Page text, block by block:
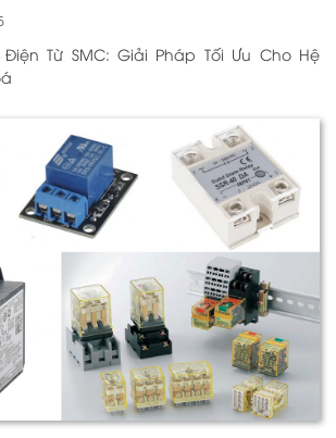
Từ SMC: Giải Pháp Tối Ưu Cho Hệ